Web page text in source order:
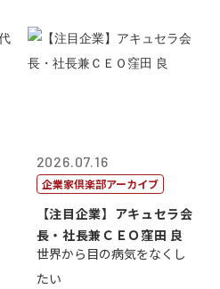
2026.07.16
企業家倶楽部アーカイブ
【注目企業】アキュセラ会
長・社長兼ＣＥＯ窪田 良
世界から目の病気をなくし
たい